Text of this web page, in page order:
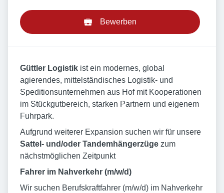
Bewerben
Güttler Logistik ist ein modernes, global
agierendes, mittelständisches Logistik- und
Speditionsunternehmen aus Hof mit Kooperationen
im Stückgutbereich, starken Partnern und eigenem
Fuhrpark.
Aufgrund weiterer Expansion suchen wir für unsere
Sattel- und/oder Tandemhängerzüge zum
nächstmöglichen Zeitpunkt
Fahrer im Nahverkehr (m/w/d)
Wir suchen Berufskraftfahrer (m/w/d) im Nahverkehr